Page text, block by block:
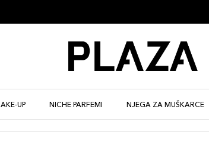
UP NICHE PARFEMI NJEGA ZA MUŠKARCE